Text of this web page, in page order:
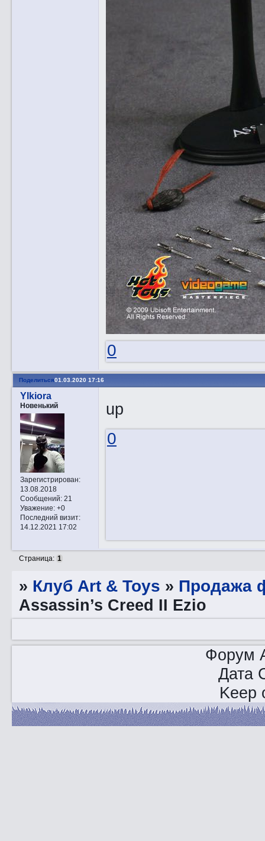
0
Поделиться01.03.2020 17:16
Ylkiora
Новенький
Зарегистрирован:
13.08.2018
Сообщений:21
Уважение: +0
Последний визит:
14.12.2021 17:02
up
0
Страница: 1
» Клуб Art & Toys » Продажа
Assassin’s Creed II Ezio
Форум
Дата
Keep